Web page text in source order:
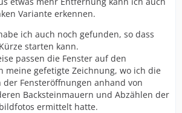
Variante erkennen.
ich auch noch gefunden, so dass
starten kann.
passen die Fenster auf den
meine gefetigte Zeichnung, wo ich die
Fensteröffnungen anhand von
Backsteinmauern und Abzählen der
ermittelt hatte.